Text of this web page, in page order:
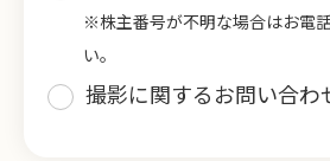
※株主番号が不明な場合はお電
い。
撮影に関するお問い合わ